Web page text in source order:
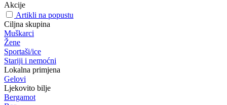
Akcije
Artikli na popustu
Ciljna skupina
Muškarci
Žene
Sportaši/ice
Stariji i nemoćni
Lokalna primjena
Gelovi
Ljekovito bilje
Bergamot